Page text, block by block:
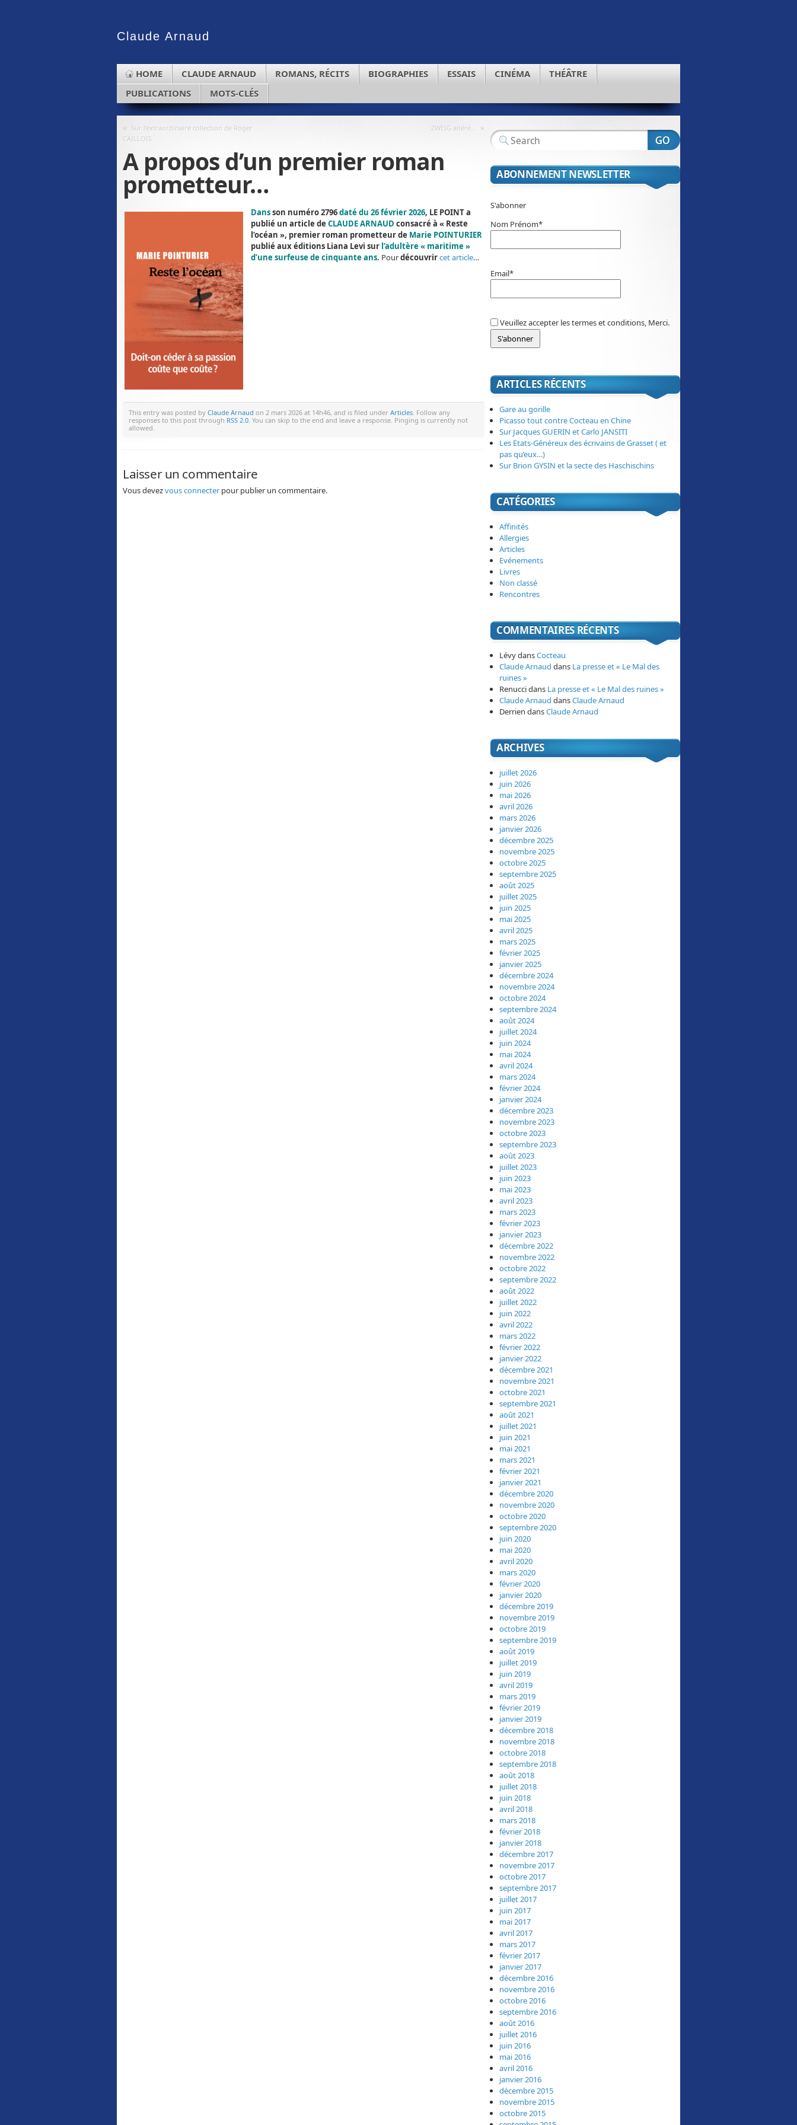
Claude Arnaud
HOME CLAUDE ARNAUD ROMANS, RÉCITS BIOGRAPHIES ESSAIS CINÉMA
THÉÂTRE
PUBLICATIONS
MOTS-CLÉS
« Sur l’extraordinaire collection de Roger
CAILLOIS
ZWEIG altéré… »
A propos d’un premier roman
prometteur…
Dansson numéro 2796daté du 26 février 2026, LE POINT a
publié un article de CLAUDE ARNAUD consacré à « Reste
l’océan », premier roman prometteur de Marie POINTURIER
publié aux éditions Liana Levi sur l’adultère « maritime »
d’une surfeuse de cinquante ans. Pourdécouvrircet article…
This entry was posted by Claude Arnaud on 2 mars 2026 at 14h46, and is filed under Articles. Follow any
responses to this post through RSS 2.0. You can skip to the end and leave a response. Pinging is currently not
allowed.
Laisser un commentaire
Vous devezvous connecter pour publier un commentaire.
ABONNEMENT NEWSLETTER
S'abonner
Nom Prénom*
Email*
Veuillez accepter les termes et conditions, Merci.
ARTICLES RÉCENTS
Gare au gorille
Picasso tout contre Cocteau en Chine
Sur Jacques GUERIN et Carlo JANSITI
Les Etats-Généreux des écrivains de Grasset ( et
pas qu’eux…)
Sur Brion GYSIN et la secte des Haschischins
CATÉGORIES
Affinités
Allergies
Articles
Evénements
Livres
Non classé
Rencontres
COMMENTAIRES RÉCENTS
LévydansCocteau
Claude Arnaud dans La presse et « Le Mal des
ruines »
Renuccidans La presse et « Le Mal des ruines »
Claude Arnaud dansClaude Arnaud
Derrien dansClaude Arnaud
ARCHIVES
juillet 2026
juin 2026
mai 2026
avril 2026
mars 2026
janvier 2026
décembre 2025
novembre 2025
octobre 2025
septembre 2025
août 2025
juillet 2025
juin 2025
mai 2025
avril 2025
mars 2025
février 2025
janvier 2025
décembre 2024
novembre 2024
octobre 2024
septembre 2024
août 2024
juillet 2024
juin 2024
mai 2024
avril 2024
mars 2024
février 2024
janvier 2024
décembre 2023
novembre 2023
octobre 2023
septembre 2023
août 2023
juillet 2023
juin 2023
mai 2023
avril 2023
mars 2023
février 2023
janvier 2023
décembre 2022
novembre 2022
octobre 2022
septembre 2022
août 2022
juillet 2022
juin 2022
avril 2022
mars 2022
février 2022
janvier 2022
décembre 2021
novembre 2021
octobre 2021
septembre 2021
août 2021
juillet 2021
juin 2021
mai 2021
mars 2021
février 2021
janvier 2021
décembre 2020
novembre 2020
octobre 2020
septembre 2020
juin 2020
mai 2020
avril 2020
mars 2020
février 2020
janvier 2020
décembre 2019
novembre 2019
octobre 2019
septembre 2019
août 2019
juillet 2019
juin 2019
avril 2019
mars 2019
février 2019
janvier 2019
décembre 2018
novembre 2018
octobre 2018
septembre 2018
août 2018
juillet 2018
juin 2018
avril 2018
mars 2018
février 2018
janvier 2018
décembre 2017
novembre 2017
octobre 2017
septembre 2017
juillet 2017
juin 2017
mai 2017
avril 2017
mars 2017
février 2017
janvier 2017
décembre 2016
novembre 2016
octobre 2016
septembre 2016
août 2016
juillet 2016
juin 2016
mai 2016
avril 2016
janvier 2016
décembre 2015
novembre 2015
octobre 2015